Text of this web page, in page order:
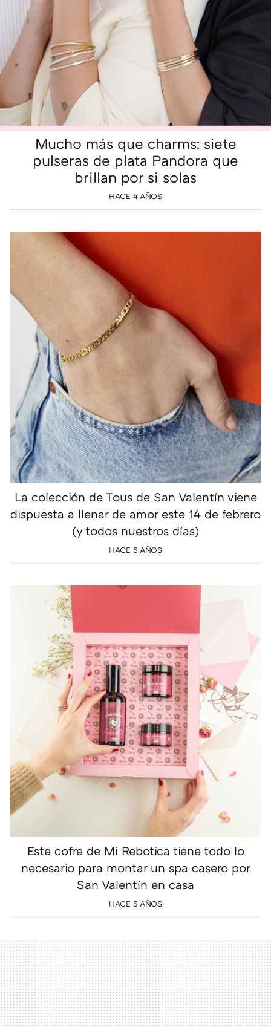
Mucho más que charms: siete
pulseras de plata Pandora que
brillan por si solas
HACE 4 AÑOS
La colección de Tous de San Valentín viene
dispuesta a llenar de amor este 14 de febrero
(y todos nuestros días)
HACE 5 AÑOS
Este cofre de Mi Rebotica tiene todo lo
necesario para montar un spa casero por
San Valentín en casa
HACE 5 AÑOS